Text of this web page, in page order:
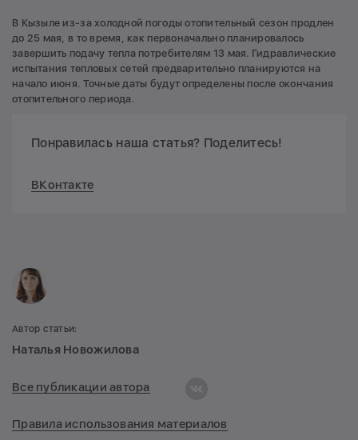
В Кызыле из-за холодной погоды отопительный сезон продлен
до 25 мая, в то время, как первоначально планировалось
завершить подачу тепла потребителям 13 мая. Гидравлические
испытания тепловых сетей предварительно планируются на
начало июня. Точные даты будут определены после окончания
отопительного периода.
Понравилась наша статья? Поделитесь!
ВКонтакте
Автор статьи:
Наталья Новожилова
Все публикации автора
Правила использования материалов